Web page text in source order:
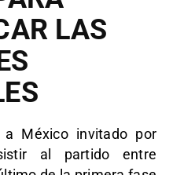
LAS
México invitado por
al partido entre